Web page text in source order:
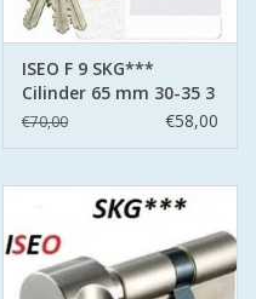
ISEO F 9 SKG***
Cilinder 65 mm 30-35 3
sleutels
€70,00 €58,00